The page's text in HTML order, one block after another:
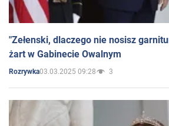
"Zełenski, dlaczego nie nosisz
żart w Gabinecie Owalnym
Rozrywka03.03.2025 09:28 3